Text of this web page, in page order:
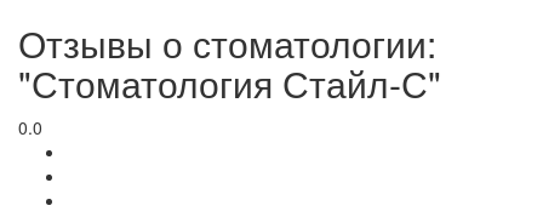
Отзывы о стоматологии:
"Стоматология Стайл-С"
0.0